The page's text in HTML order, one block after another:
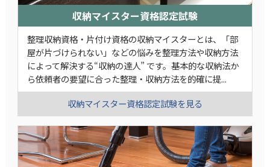
収納マイスター資格認定試験
整理収納資格・片付け資格の収納マイスターとは、「部
屋が片づけられない」などの悩みを整理方法や収納方法
によって解決する“収納の達人” です。基本的な収納法か
ら依頼者の要望に合った整理・収納方法を的確に提...
収納マイスター資格認定試験を見る